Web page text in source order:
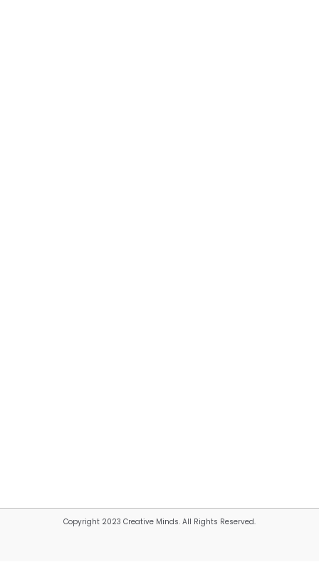
Copyright 2023 Creative Minds. All Rights Reserved.